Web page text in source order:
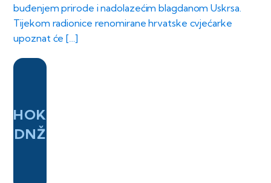
buđenjem prirode i nadolazećim blagdanom Uskrsa.
Tijekom radionice renomirane hrvatske cvjećarke
upoznat će […]
HOK
DNŽ